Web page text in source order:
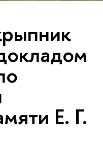
Е. Г.